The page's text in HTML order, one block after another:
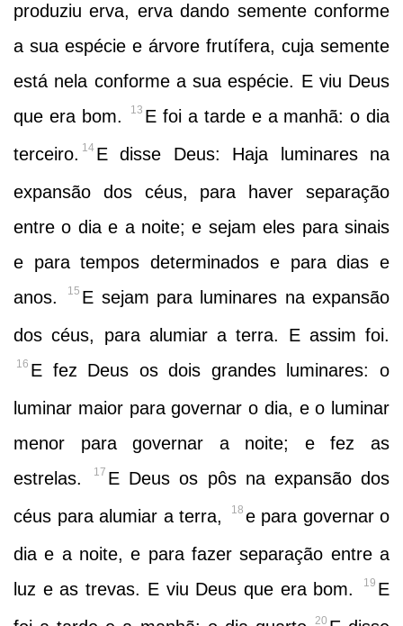
produziu erva, erva dando semente conforme
a sua espécie e árvore frutífera, cuja semente
está nela conforme a sua espécie. E viu Deus
que era bom.
13 E foi a tarde e a manhã: o dia
terceiro. 14 E disse Deus: Haja luminares na
expansão dos céus, para haver separação
entre o dia e a noite; e sejam eles para sinais
e para tempos determinados e para dias e
anos.
15 E sejam para luminares na expansão
dos céus, para alumiar a terra. E assim foi.
16 E fez Deus os dois grandes luminares: o
luminar maior para governar o dia, e o luminar
menor para governar a noite; e fez as
estrelas.
17 E Deus os pôs na expansão dos
céus para alumiar a terra,
18 e para governar o
dia e a noite, e para fazer separação entre a
luz e as trevas. E viu Deus que era bom.
19 E
20